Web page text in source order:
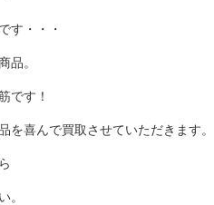
す・・・
品。
です！
を喜んで買取させていただきます。
。